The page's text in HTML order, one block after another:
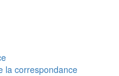
la correspondance